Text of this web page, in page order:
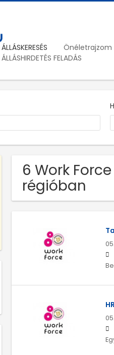
ÁLLÁSKERESÉS Önéletrajzom
ÁLLÁSHIRDETÉS FELADÁS
6 Work
régióban